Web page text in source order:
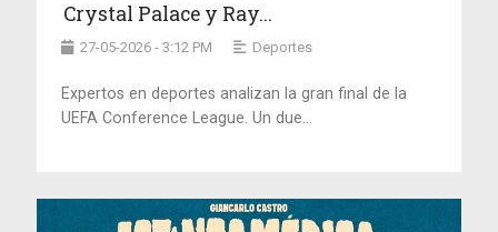
Crystal Palace y Ray...
27-05-2026 - 3:12 PM Deportes
Expertos en deportes analizan la gran final de la
UEFA Conference League. Un due...